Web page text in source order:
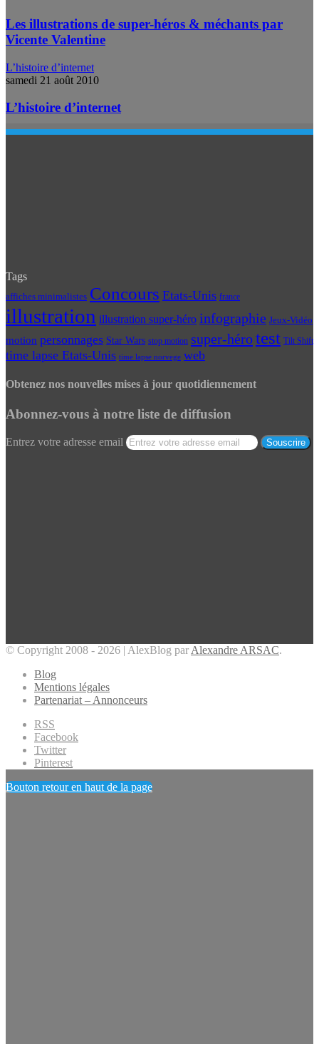
Les illustrations de super-héros & méchants par
Vicente Valentine
L’histoire d’internet
samedi 21 août 2010
L’histoire d’internet
Tags
affiches minimalistes Concours Etats-Unis france
illustration illustration super-héro infographie Jeux-Vidéo
motion personnages Star Wars stop motion super-hérotest Tilt Shift
time lapse Etats-Unis time lapse norvege web
Obtenez nos nouvelles mises à jour quotidiennement
Abonnez-vous à notre liste de diffusion
Entrez votre adresse email
© Copyright 2008 - 2026 | AlexBlog par Alexandre ARSAC.
Blog
Mentions légales
Partenariat – Annonceurs
RSS
Facebook
Twitter
Pinterest
Bouton retour en haut de la page